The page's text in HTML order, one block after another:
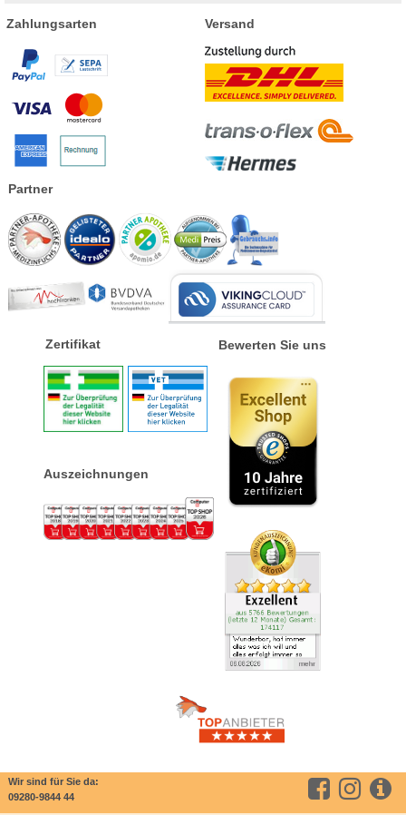
Zahlungsarten Versand
Partner
Zertifikat
Auszeichnungen
Bewerten Sie uns
Wir sind für Sie da:
09280-9844 44